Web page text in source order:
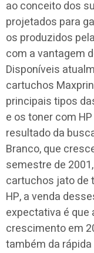
ao conceito dos
projetados para
os produzidos
com a vantagem
Disponíveis
cartuchos
principais tipos
e os toner com
resultado da
Branco, que
semestre de
cartuchos jato de
HP, a venda
expectativa é que
crescimento em
também da